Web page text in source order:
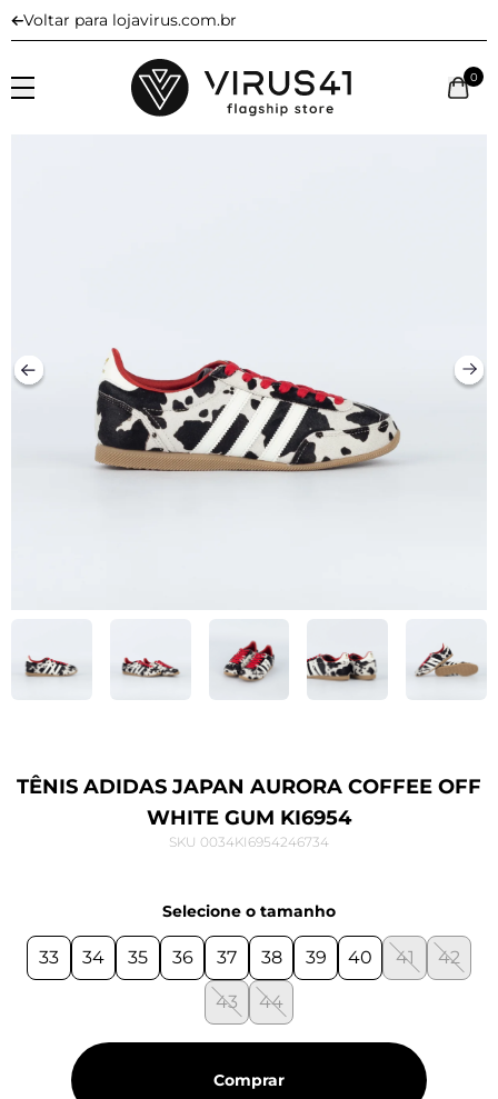
Voltar para lojavirus.com.br
0
TÊNIS ADIDAS JAPAN AURORA COFFEE OFF
WHITE GUM KI6954
SKU 0034KI6954246734
Selecione o tamanho
33 34 35 36 37 38 39 40 41 42
43 44
Comprar